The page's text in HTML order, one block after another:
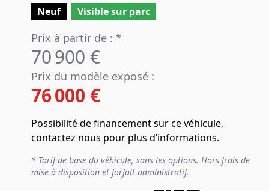
Neuf Visible sur parc
Prix à partir de : *
70 900 €
Prix du modèle exposé :
76 000 €
Possibilité de financement sur ce véhicule,
contactez nous pour plus d’informations.
* Tarif de base du véhicule, sans les options. Hors frais de
mise à disposition et forfait administratif.